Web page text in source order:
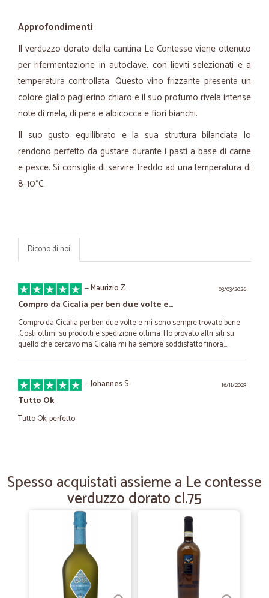
Approfondimenti
Il verduzzo dorato della cantina Le Contesse viene ottenuto
per rifermentazione in autoclave, con lieviti selezionati e a
temperatura controllata. Questo vino frizzante presenta un
colore giallo paglierino chiaro e il suo profumo rivela intense
note di mela, di pera e albicocca e fiori bianchi.
Il suo gusto equilibrato e la sua struttura bilanciata lo
rendono perfetto da gustare durante i pasti a base di carne
e pesce. Si consiglia di servire freddo ad una temperatura di
8-10°C.
Dicono di noi
03/03/2026
—Maurizio Z.
Compro da Cicalia per ben due volte e…
Compro da Cicalia per ben due volte e mi sono sempre trovato bene
.Costi ottimi su prodotti e spedizione ottima .Ho provato altri siti su
quello che cercavo ma Cicalia mi ha sempre soddisfatto finora....
16/11/2023
—Johannes S.
Tutto Ok
Tutto Ok, perfetto
Servizio eccellente!
Non conoscevo il vostro sito, ma ne sono rimasto sorpreso
positivamente. Servizio eccellente, consegna delle ciliegie
impeccabile, qualità del prodotto eccellente e conservazione perfetta.
Patrizia M.
Spesso acquistati assieme a Le contesse
verduzzo dorato cl.75